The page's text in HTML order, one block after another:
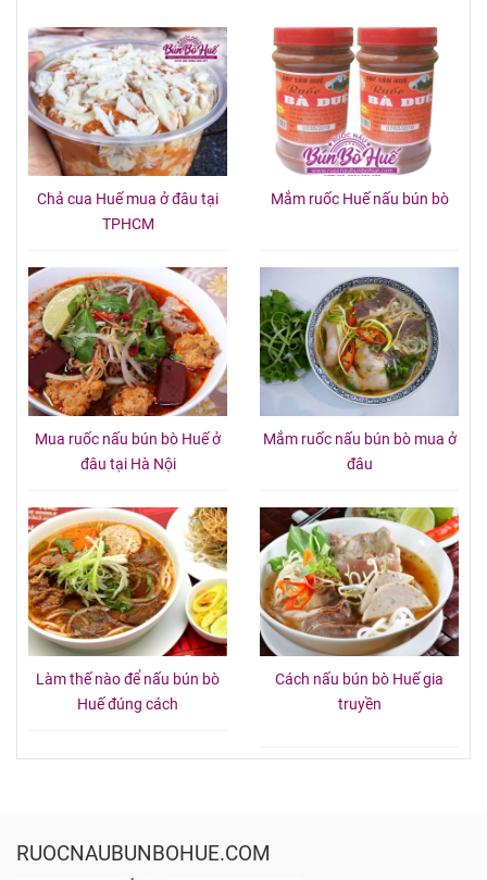
Chả cua Huế mua ở đâu tại
TPHCM
Mắm ruốc Huế nấu bún bò
Mua ruốc nấu bún bò Huế ở
đâu tại Hà Nội
Mắm ruốc nấu bún bò mua ở
đâu
Làm thế nào để nấu bún bò
Huế đúng cách
Cách nấu bún bò Huế gia
truyền
RUOCNAUBUNBOHUE.COM